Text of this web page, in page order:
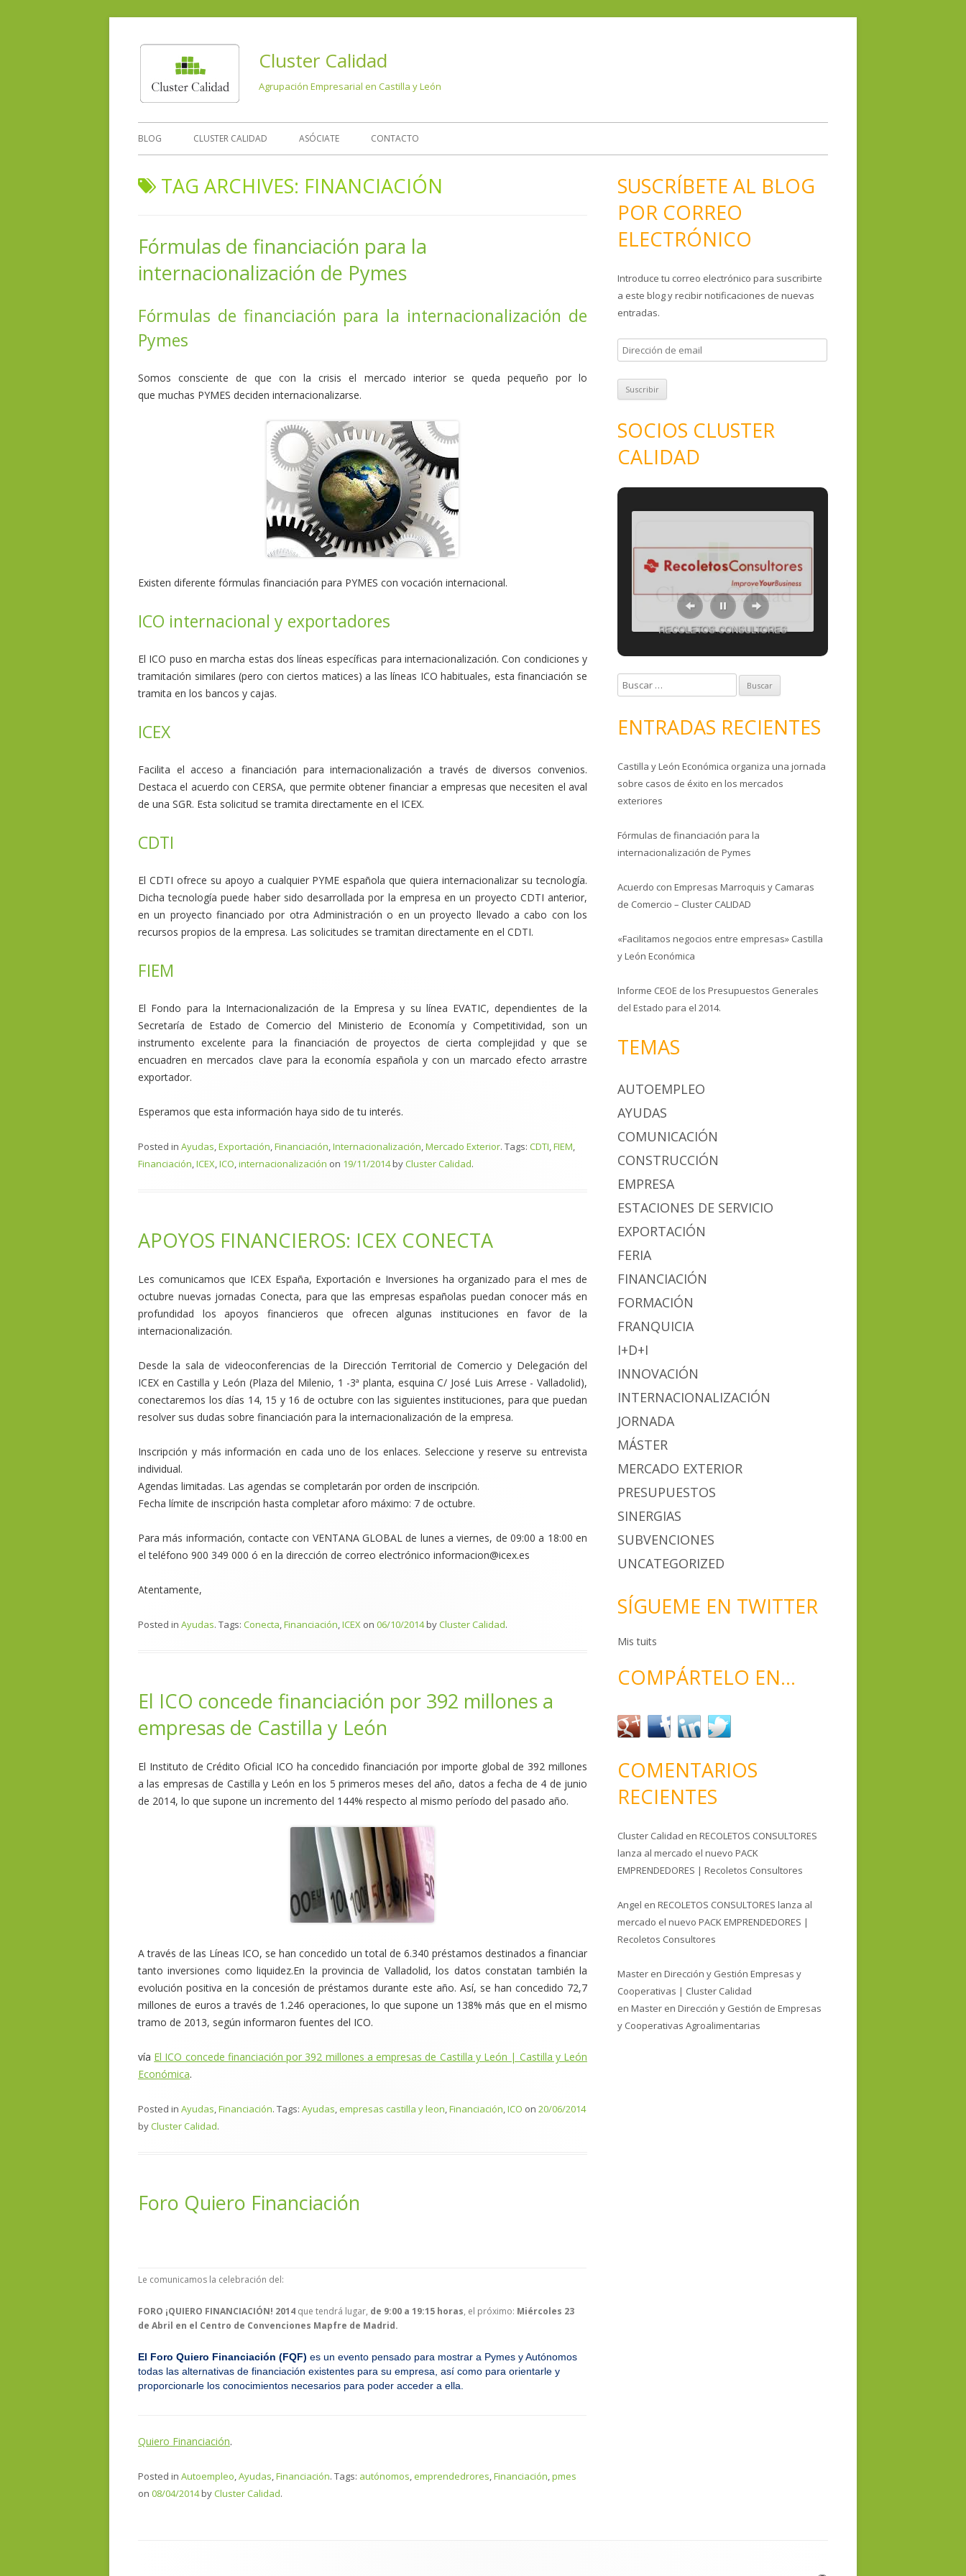
Cluster Calidad
Agrupación Empresarial en Castilla y León
BLOG CLUSTER CALIDAD ASÓCIATE CONTACTO
TAG ARCHIVES: FINANCIACIÓN
Fórmulas de financiación para la
internacionalización de Pymes
Fórmulas de financiación para la internacionalización de
Pymes
Somos consciente de que con la crisis el mercado interior se queda pequeño por lo
que muchas PYMES deciden internacionalizarse.
Existen diferente fórmulas financiación para PYMES con vocación internacional.
ICO internacional y exportadores
El ICO puso en marcha estas dos líneas específicas para internacionalización. Con condiciones y
tramitación similares (pero con ciertos matices) a las líneas ICO habituales, esta financiación se
tramita en los bancos y cajas.
ICEX
Facilita el acceso a financiación para internacionalización a través de diversos convenios.
Destaca el acuerdo con CERSA, que permite obtener financiar a empresas que necesiten el aval
de una SGR. Esta solicitud se tramita directamente en el ICEX.
CDTI
El CDTI ofrece su apoyo a cualquier PYME española que quiera internacionalizar su tecnología.
Dicha tecnología puede haber sido desarrollada por la empresa en un proyecto CDTI anterior,
en un proyecto financiado por otra Administración o en un proyecto llevado a cabo con los
recursos propios de la empresa. Las solicitudes se tramitan directamente en el CDTI.
FIEM
El Fondo para la Internacionalización de la Empresa y su línea EVATIC, dependientes de la
Secretaría de Estado de Comercio del Ministerio de Economía y Competitividad, son un
instrumento excelente para la financiación de proyectos de cierta complejidad y que se
encuadren en mercados clave para la economía española y con un marcado efecto arrastre
exportador.
Esperamos que esta información haya sido de tu interés.
Posted in Ayudas,Exportación,Financiación,Internacionalización,Mercado Exterior. Tags: CDTI,FIEM,
Financiación,ICEX,ICO,internacionalización on 19/11/2014byCluster Calidad.
APOYOS FINANCIEROS: ICEX CONECTA
Les comunicamos que ICEX España, Exportación e Inversiones ha organizado para el mes de
octubre nuevas jornadas Conecta, para que las empresas españolas puedan conocer más en
profundidad los apoyos financieros que ofrecen algunas instituciones en favor de la
internacionalización.
Desde la sala de videoconferencias de la Dirección Territorial de Comercio y Delegación del
ICEX en Castilla y León (Plaza del Milenio, 1 -3ª planta, esquina C/ José Luis Arrese - Valladolid),
conectaremos los días 14, 15 y 16 de octubre con las siguientes instituciones, para que puedan
resolver sus dudas sobre financiación para la internacionalización de la empresa.
Inscripción y más información en cada uno de los enlaces. Seleccione y reserve su entrevista
individual.
Agendas limitadas. Las agendas se completarán por orden de inscripción.
Fecha límite de inscripción hasta completar aforo máximo: 7 de octubre.
Para más información, contacte con VENTANA GLOBAL de lunes a viernes, de 09:00 a 18:00 en
el teléfono 900 349 000 ó en la dirección de correo electrónico informacion@icex.es
Atentamente,
Posted in Ayudas. Tags: Conecta,Financiación,ICEX on 06/10/2014byCluster Calidad.
El ICO concede financiación por 392 millones a
empresas de Castilla y León
El Instituto de Crédito Oficial ICO ha concedido financiación por importe global de 392 millones
a las empresas de Castilla y León en los 5 primeros meses del año, datos a fecha de 4 de junio
de 2014, lo que supone un incremento del 144% respecto al mismo período del pasado año.
A través de las Líneas ICO, se han concedido un total de 6.340 préstamos destinados a financiar
tanto inversiones como liquidez.En la provincia de Valladolid, los datos constatan también la
evolución positiva en la concesión de préstamos durante este año. Así, se han concedido 72,7
millones de euros a través de 1.246 operaciones, lo que supone un 138% más que en el mismo
tramo de 2013, según informaron fuentes del ICO.
vía El ICO concede financiación por 392 millones a empresas de Castilla y León | Castilla y León
Económica.
Posted in Ayudas,Financiación. Tags: Ayudas, empresas castilla y leon,Financiación,ICO on 20/06/2014
byCluster Calidad.
Foro Quiero Financiación
Le comunicamos la celebración del:
FORO ¡QUIERO FINANCIACIÓN! 2014 que tendrá lugar, de 9:00 a 19:15 horas, el próximo: Miércoles 23
de Abril en el Centro de Convenciones Mapfre de Madrid.
El Foro Quiero Financiación (FQF) es un evento pensado para mostrar a Pymes y Autónomos
todas las alternativas de financiación existentes para su empresa, así como para orientarle y
proporcionarle los conocimientos necesarios para poder acceder a ella.
Quiero Financiación.
Posted in Autoempleo,Ayudas,Financiación. Tags: autónomos, emprendedrores,Financiación,pmes
on 08/04/2014byCluster Calidad.
SUSCRÍBETE AL BLOG
POR CORREO
ELECTRÓNICO
Introduce tu correo electrónico para suscribirte
a este blog y recibir notificaciones de nuevas
entradas.
D
i
r
e
c
i
ó
n
SOCIOS CLUSTER
CALIDAD
RECOLETOS CONSULTORES
B
u
c
r
:
ENTRADAS RECIENTES
Castilla y León Económica organiza una jornada
sobre casos de éxito en los mercados
exteriores
Fórmulas de financiación para la
internacionalización de Pymes
Acuerdo con Empresas Marroquis y Camaras
de Comercio – Cluster CALIDAD
«Facilitamos negocios entre empresas» Castilla
y León Económica
Informe CEOE de los Presupuestos Generales
del Estado para el 2014.
TEMAS
AUTOEMPLEO
AYUDAS
COMUNICACIÓN
CONSTRUCCIÓN
EMPRESA
ESTACIONES DE SERVICIO
EXPORTACIÓN
FERIA
FINANCIACIÓN
FORMACIÓN
FRANQUICIA
I+D+I
INNOVACIÓN
INTERNACIONALIZACIÓN
JORNADA
MÁSTER
MERCADO EXTERIOR
PRESUPUESTOS
SINERGIAS
SUBVENCIONES
UNCATEGORIZED
SÍGUEME EN TWITTER
Mis tuits
COMPÁRTELO EN…
COMENTARIOS
RECIENTES
Cluster Calidad enRECOLETOS CONSULTORES
lanza al mercado el nuevo PACK
EMPRENDEDORES | Recoletos Consultores
Angel enRECOLETOS CONSULTORES lanza al
mercado el nuevo PACK EMPRENDEDORES |
Recoletos Consultores
Master en Dirección y Gestión Empresas y
Cooperativas | Cluster Calidad
enMaster en Dirección y Gestión de Empresas
y Cooperativas Agroalimentarias